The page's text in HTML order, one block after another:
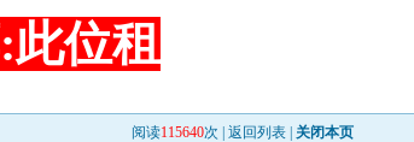
此位租
阅读115640次 | 返回列表 关闭本页